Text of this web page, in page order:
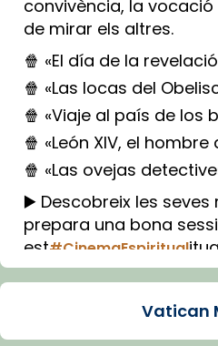
convivència, la
de mirar els altres.
🍿 «El día de la
🍿 «Las locas del
🍿 «Viaje al país de los
🍿 «León XIV, el
🍿 «Las ovejas
▶️ Descobreix les
prepara una bona
est#CinemaEspiritual
Imatge: Generada amb
Vatican